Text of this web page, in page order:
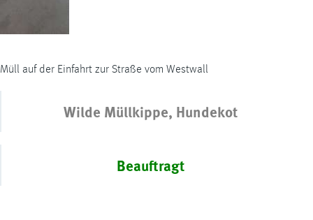
Müll auf der Einfahrt zur Straße vom Westwall
Wilde Müllkippe, Hundekot
Beauftragt